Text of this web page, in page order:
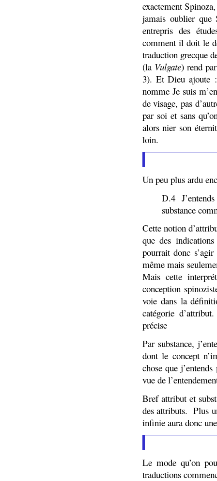
exactement
jamais oublier que
entrepris des
comment il doit le
traduction grecque
(la Vulgate) rend
3). Et Dieu ajoute
nomme Je suis
de visage, pas
par soi et sans
alors nier son
loin.
Un peu plus ardu
D.4
substance
Cette notion
que des
pourrait donc
même mais
Mais cette
conception
voie dans la
catégorie
précise
Par substance,
dont le concept
chose que
vue de
Bref attribut et
des attributs. Plus
infinie aura donc
Le mode qu’on
traductions